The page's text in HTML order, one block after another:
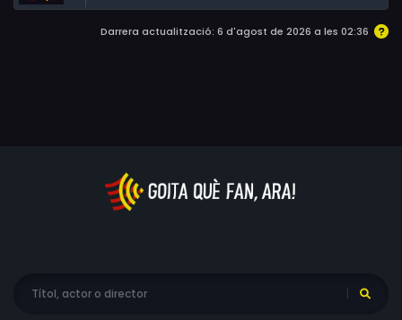
Darrera actualització: 6 d'agost de 2026 a les 02:36